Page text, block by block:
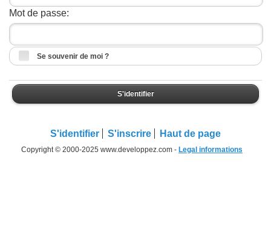
Mot de passe:
Se souvenir de moi ?
S'identifier
S'identifier S'inscrire Haut de page
Copyright © 2000-2025 www.developpez.com - Legal informations